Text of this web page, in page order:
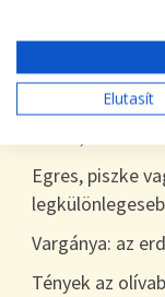
Tökszezon:
egészen télig
Egres, piszke
Vargánya: az
Tények az
Elutasít